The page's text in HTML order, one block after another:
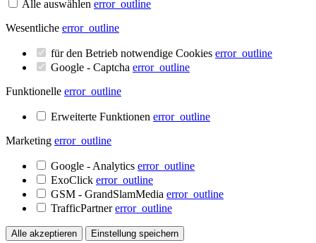
Alle auswählen error_outline
Wesentliche error_outline
für den Betrieb notwendige Cookies error_outline
Google - Captcha error_outline
Funktionelle error_outline
Erweiterte Funktionen error_outline
Marketing error_outline
Google - Analytics error_outline
ExoClick error_outline
GSM - GrandSlamMedia error_outline
TrafficPartnererror_outline
Alle akzeptieren Einstellung speichern